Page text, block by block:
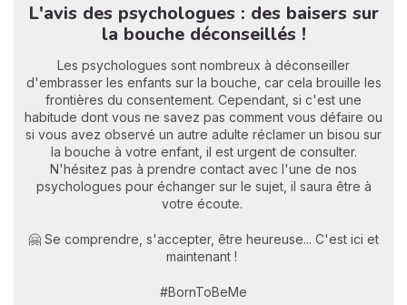
L'avis des psychologues : des baisers sur
la bouche déconseillés !
Les psychologues sont nombreux à déconseiller
d'embrasser les enfants sur la bouche, car cela brouille les
frontières du consentement. Cependant, si c'est une
habitude dont vous ne savez pas comment vous défaire ou
si vous avez observé un autre adulte réclamer un bisou sur
la bouche à votre enfant, il est urgent de consulter.
N'hésitez pas à prendre contact avec l'une de nos
psychologues pour échanger sur le sujet, il saura être à
votre écoute.
🤗 Se comprendre, s'accepter, être heureuse... C'est ici et
maintenant !
#BornToBeMe